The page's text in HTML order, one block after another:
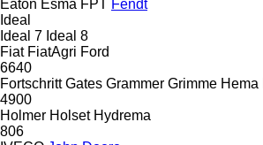
Eaton Esma FPT Fendt
Ideal
Ideal 7 Ideal 8
Fiat FiatAgri Ford
6640
Fortschritt Gates Grammer Grimme Hema
4900
Holmer Holset Hydrema
806